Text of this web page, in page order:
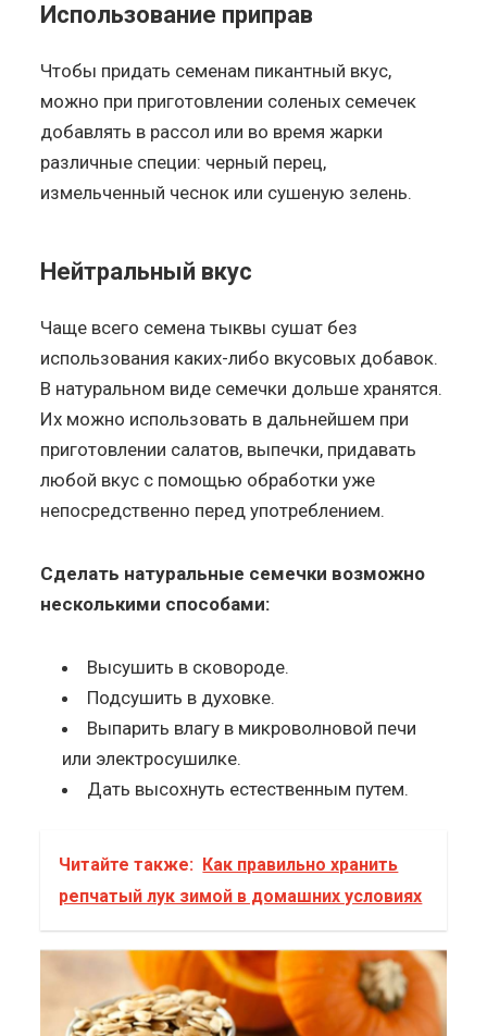
Использование приправ
Чтобы придать семенам пикантный вкус,
можно при приготовлении соленых семечек
добавлять в рассол или во время жарки
различные специи: черный перец,
измельченный чеснок или сушеную зелень.
Нейтральный вкус
Чаще всего семена тыквы сушат без
использования каких-либо вкусовых добавок.
В натуральном виде семечки дольше хранятся.
Их можно использовать в дальнейшем при
приготовлении салатов, выпечки, придавать
любой вкус с помощью обработки уже
непосредственно перед употреблением.
Сделать натуральные семечки возможно
несколькими способами:
Высушить в сковороде.
Подсушить в духовке.
Выпарить влагу в микроволновой печи
или электросушилке.
Дать высохнуть естественным путем.
Читайте также: Как правильно хранить
репчатый лук зимой в домашних условиях